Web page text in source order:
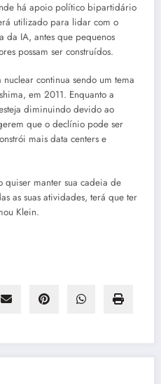
há apoio político bipartidário
utilizado para lidar com o
da IA, antes que pequenos
possam ser construídos.
continua sendo um tema
em 2011. Enquanto a
diminuindo devido ao
que o declínio pode ser
mais data centers e
quiser manter sua cadeia de
as suas atividades, terá que ter
Klein.